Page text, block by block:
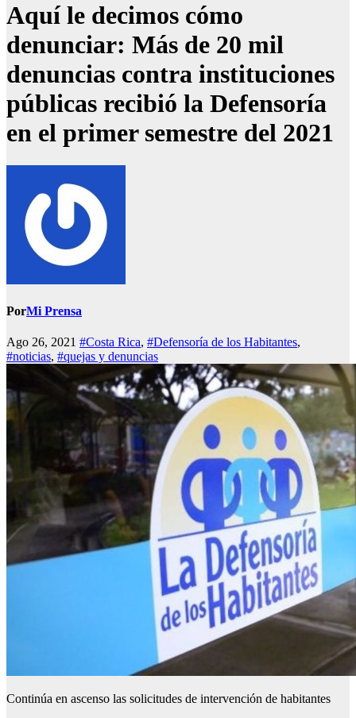
Aquí le decimos cómo
denunciar: Más de 20 mil
denuncias contra instituciones
públicas recibió la Defensoría
en el primer semestre del 2021
PorMi Prensa
Ago 26, 2021 #Costa Rica, #Defensoría de los Habitantes,
#noticias, #quejas y denuncias
Continúa en ascenso las solicitudes de intervención de habitantes